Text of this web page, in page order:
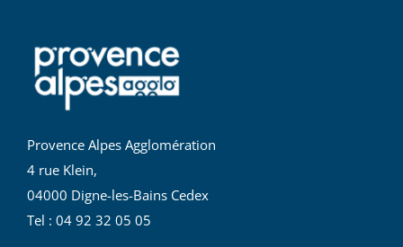
Provence Alpes Agglomération
4 rue Klein,
04000 Digne-les-Bains Cedex
Tel : 04 92 32 05 05